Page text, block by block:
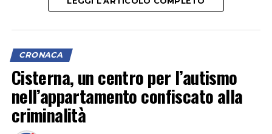
L’obiettivo della raccolta è raggiungere 18mila euro per
sostenere le spese del rimpatrio della salma, le pratiche
per il trasferimento internazionale e i costi del funerale.
CRONACA
Cisterna, un centro per l’autismo
nell’appartamento confiscato alla
criminalità